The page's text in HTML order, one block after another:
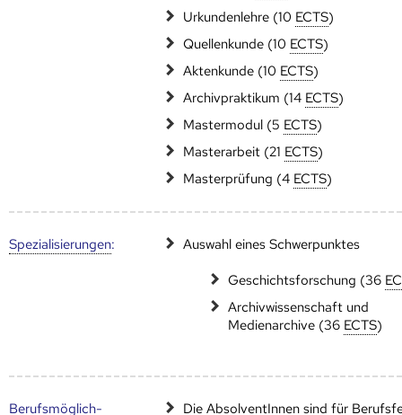
Urkundenlehre (10 ECTS)
Quellenkunde (10 ECTS)
Aktenkunde (10 ECTS)
Archivpraktikum (14 ECTS)
Mastermodul (5 ECTS)
Masterarbeit (21 ECTS)
Masterprüfung (4 ECTS)
Speziali­sierungen: Auswahl eines Schwerpunktes
Geschichtsforschung (36
Archivwissenschaft und
Medienarchive (36 ECTS)
Berufs­möglich­
Die AbsolventInnen sind für